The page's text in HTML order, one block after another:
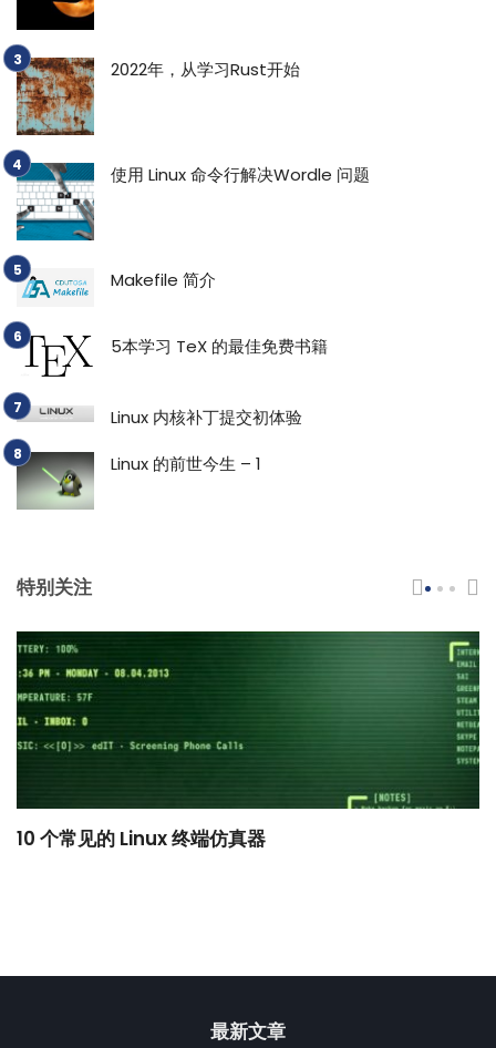
2022年，从学习Rust开始
使用 Linux 命令行解决Wordle 问题
Makefile 简介
5本学习 TeX 的最佳免费书籍
Linux 内核补丁提交初体验
Linux 的前世今生 – 1
特别关注
10 个常见的 Linux 终端仿真器
最新文章